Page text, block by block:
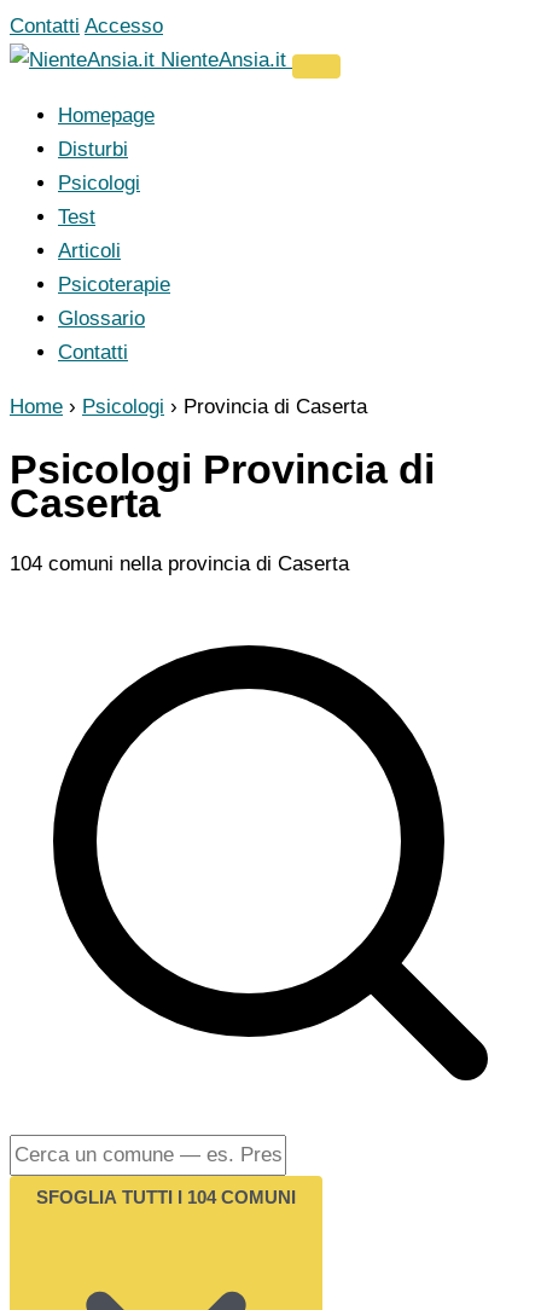
Vai
al
Contatti Accesso
NienteAnsia.it
Homepage
Disturbi
Psicologi
Test
Articoli
Psicoterapie
Glossario
Contatti
Home › Psicologi › Provincia di Caserta
Psicologi Provincia di
Caserta
104 comuni nella provincia di Caserta
SFOGLIA TUTTI I 104 COMUNI